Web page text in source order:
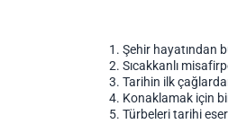
Şehir hayatından
Sıcakkanlı
Tarihin ilk
Konaklamak için
Türbeleri tarihi